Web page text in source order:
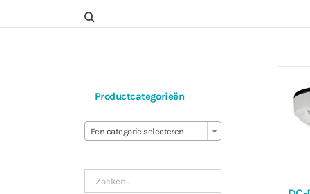
Productcategorieën
Een categorie selecteren